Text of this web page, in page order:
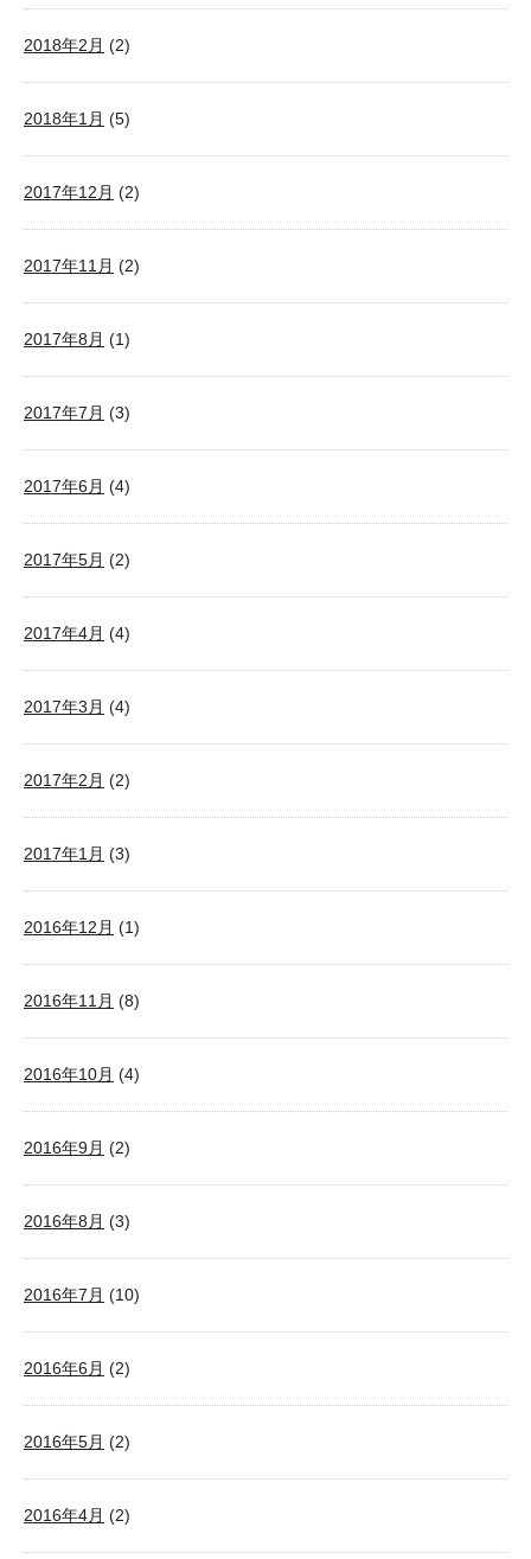
2018年2月 (2)
2018年1月 (5)
2017年12月 (2)
2017年11月 (2)
2017年8月 (1)
2017年7月 (3)
2017年6月 (4)
2017年5月 (2)
2017年4月 (4)
2017年3月 (4)
2017年2月 (2)
2017年1月 (3)
2016年12月 (1)
2016年11月 (8)
2016年10月 (4)
2016年9月 (2)
2016年8月 (3)
2016年7月 (10)
2016年6月 (2)
2016年5月 (2)
2016年4月 (2)